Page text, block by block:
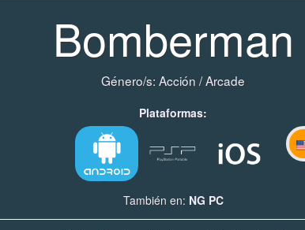
Bomberman
Género/s: Acción /Arcade
Plataformas:
También en: NG PC